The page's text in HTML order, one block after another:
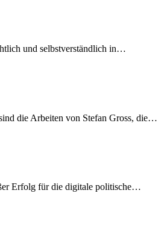
und selbstverständlich in…
die Arbeiten von Stefan Gross, die…
Erfolg für die digitale politische…